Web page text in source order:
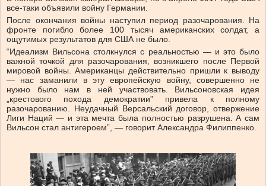
все-таки объявили войну Германии.
После окончания войны наступил период разочарования. На
фронте погибло более 100 тысяч американских солдат, а
ощутимых результатов для США не было.
“Идеализм Вильсона столкнулся с реальностью — и это было
важной точкой для разочарования, возникшего после Первой
мировой войны. Американцы действительно пришли к выводу
— нас заманили в эту европейскую войну, совершенно не
нужно было нам в ней участвовать. Вильсоновская идея
„крестового похода демократии” привела к полному
разочарованию. Неудачный Версальский договор, отвержение
Лиги Наций — и эта мечта была полностью разрушена. А сам
Вильсон стал антигероем”, — говорит Александра Филиппенко.